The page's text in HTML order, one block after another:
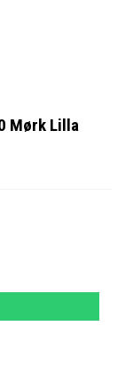
Mørk Lilla